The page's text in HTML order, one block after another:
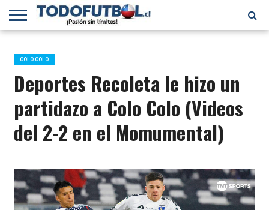
PRIMERA
B
SELECCIÓN
CHILENA
CHILENOS
EN EL
MUNDO
FÚTBOL
INTERNACIONAL
COLO COLO
Deportes Recoleta le hizo un
partidazo a Colo Colo (Videos
del 2-2 en el Momumental)